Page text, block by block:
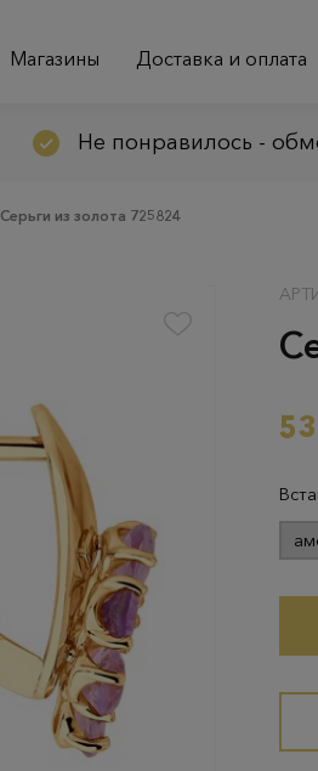
Магазины Доставка и оплата
Не понравилось -
Серьги из золота 725824